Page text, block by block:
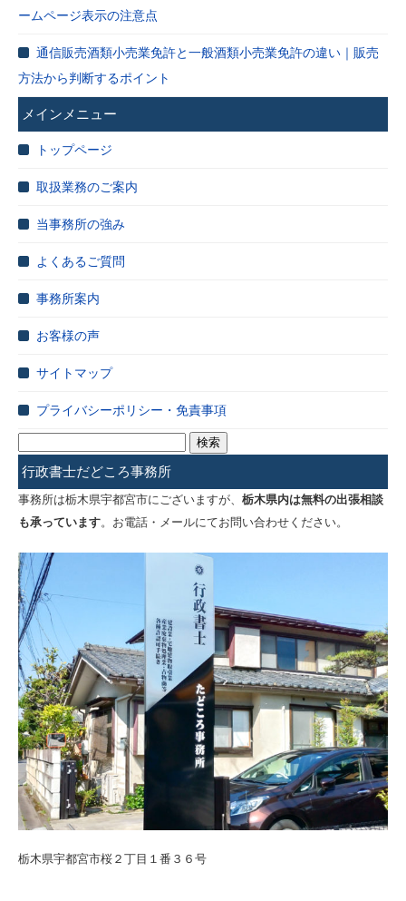
ームページ表示の注意点
通信販売酒類小売業免許と一般酒類小売業免許の違い｜販売
方法から判断するポイント
メインメニュー
トップページ
取扱業務のご案内
当事務所の強み
よくあるご質問
事務所案内
お客様の声
サイトマップ
プライバシーポリシー・免責事項
索:
行政書士だどころ事務所
事務所は栃木県宇都宮市にございますが、 栃木県内は無料の出張相談
も承っています。お電話・メールにてお問い合わせください。
栃木県宇都宮市桜２丁目１番３６号